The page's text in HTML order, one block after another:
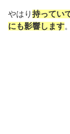
やはり 持ってい
にも影響します。